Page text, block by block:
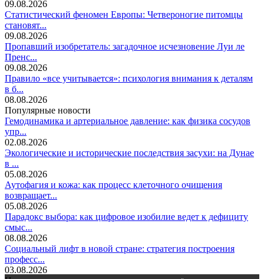
09.08.2026
Статистический феномен Европы: Четвероногие питомцы
становят...
09.08.2026
Пропавший изобретатель: загадочное исчезновение Луи ле
Пренс...
09.08.2026
Правило «все учитывается»: психология внимания к деталям
в б...
08.08.2026
Популярные новости
Гемодинамика и артериальное давление: как физика сосудов
упр...
02.08.2026
Экологические и исторические последствия засухи: на Дунае
в ...
05.08.2026
Аутофагия и кожа: как процесс клеточного очищения
возвращает...
05.08.2026
Парадокс выбора: как цифровое изобилие ведет к дефициту
смыс...
08.08.2026
Социальный лифт в новой стране: стратегия построения
професс...
03.08.2026